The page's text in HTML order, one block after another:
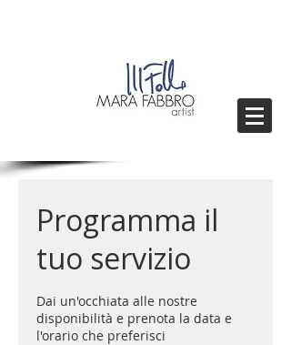
Programma il
tuo servizio
Dai un'occhiata alle nostre
disponibilità e prenota la data e
l'orario che preferisci